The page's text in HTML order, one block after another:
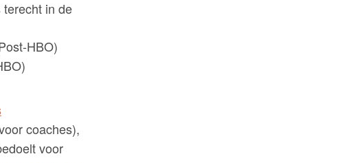
in de
HBO)
coaches),
voor